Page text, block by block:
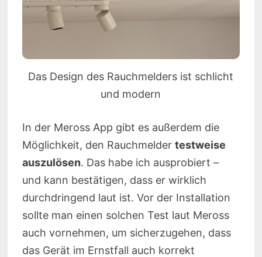
Das Design des Rauchmelders ist schlicht
und modern
In der Meross App gibt es außerdem die
Möglichkeit, den Rauchmelder testweise
auszulösen. Das habe ich ausprobiert –
und kann bestätigen, dass er wirklich
durchdringend laut ist. Vor der Installation
sollte man einen solchen Test laut Meross
auch vornehmen, um sicherzugehen, dass
das Gerät im Ernstfall auch korrekt